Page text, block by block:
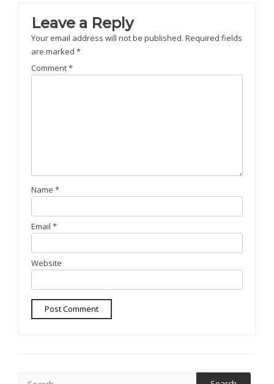
Leave a Reply
Your email address will not be published. Required fields
are marked *
Comment*
Name *
Email *
Website